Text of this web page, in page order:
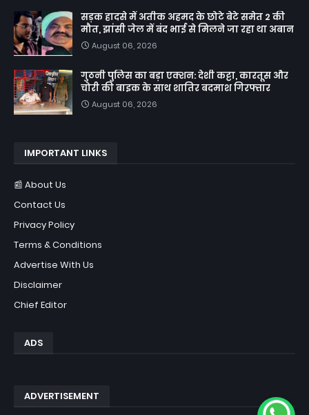
सड़क हादसे में अतीक अहमद के छोटे बेटे समेत 2 की
मौत, झांसी जेल में बंद भाई से मिलने जा रहा था अबान
August 06, 2026
गुठनी पुलिस का बड़ा एक्शन: देशी कट्टा, कारतूस और
चोरी की बाइक के साथ शातिर बदमाश गिरफ्तार
August 06, 2026
IMPORTANT LINKS
📰 About Us
Contact Us
Privacy Policy
Terms & Conditions
Advertise With Us
Disclaimer
Chief Editor
ADS
ADVERTISEMENT